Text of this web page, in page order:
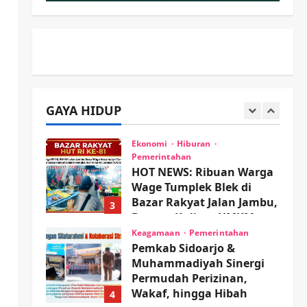
GAYA HIDUP
3
Bazar Rakyat Jalan Jambu,
Borong Kuliner UMKM
Sambil Nonton Jaranan!
wartanusa
4
Keagamaan Pemerintahan
Pemkab Sidoarjo &
Muhammadiyah Sinergi
Permudah Perizinan,
Wakaf, hingga Hibah
5
Keagamaan Pemerintahan
Hadir di Pengajian Qurrota
A’yun, Wabup Sidoarjo
Minta Doa Jamaah Agar
Tetap Amanah Memimpin